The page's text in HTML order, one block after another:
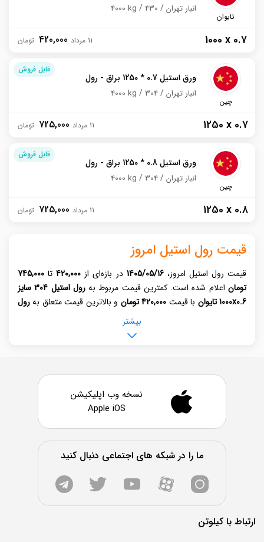
تایوان
4000 kg 430 انبار تهران
1000 x 0.7
420,000 11 مرداد
قابل فروش
چین
ورق استیل 0.7 * 1250 براق - رول
4000 kg 304 انبار تهران
1250 x 0.7
725,000 11 مرداد
قابل فروش
چین
ورق استیل 0.8 * 1250 براق - رول
4000 kg 304 انبار تهران
1250 x 0.8
725,000 11 مرداد
قیمت رول استیل امروز
قیمت رول استیل امروز، 1405/05/16 در بازه‌ای از 420,000تا 745,000
تومان اعلام شده است. کمترین قیمت مربوط به
رول استیل 304 سایز
1000x0.6 تایوان
با قیمت 420,000 تومان و بالاترین قیمت متعلق بهرول
باقیمت 745,000 تومان
مشاهده لیست کامل قیمت روز رول استیل، به جدول قیمت درج شده
غذایی، داروسازی و پتروشیمی اهمیت زیادی دارد. این ورق‌ها براساس
می‌شوند. در میان این گریدها، ورق استیل 304 به‌دلیل ترکیب آلیاژی
متعادل، مقاومت بالا در برابر خوردگی و قیمت مقرون‌ به‌ صرفه،
بیشترین کاربرد را در بازار دارد. ورق‌های استیل در ضخامت‌های متنوعی
باشد، یکی دیگر از عواملی‌ست که در تعیین قیمت نهایی نقش دارد.
قیمت روز ورق استیل تحت تاثیر چندین عامل قرار دارد که از جمله
مهم‌ترین آن‌ها می‌توان به نوع گرید آلیاژی، ضخامت ورق، کشور یا برند
بیشتر
نسخه وب اپلیکیشن
Apple iOS
ما را در شبکه های اجتماعی دنبال کنید
ارتباط با کیلوتن